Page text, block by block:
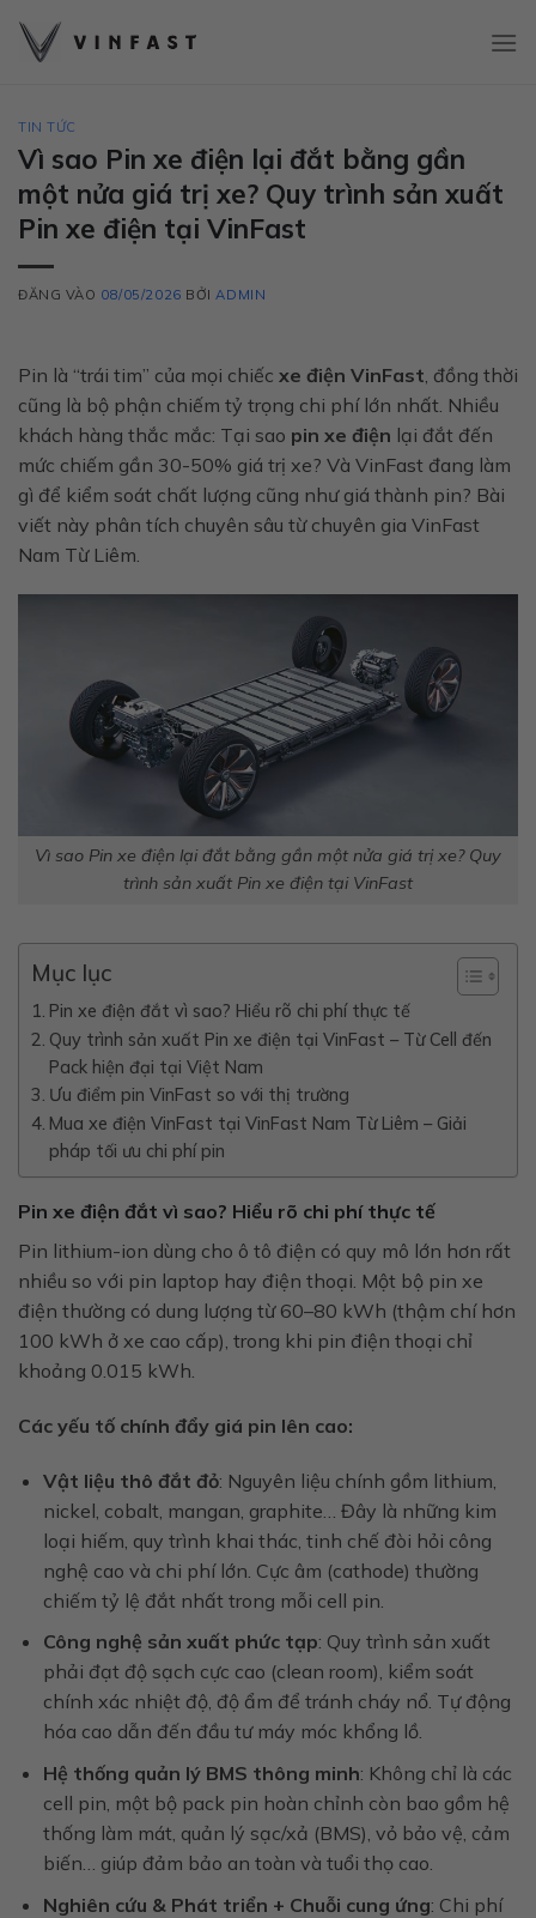
qua
TIN TỨC
Vì sao Pin xe điện lại đắt bằng gần
một nửa giá trị xe? Quy trình sản xuất
Pin xe điện tại VinFast
ĐĂNG VÀO 08/05/2026 BỞI ADMIN
Pin là “trái tim” của mọi chiếc xe điện VinFast , đồng thời
cũng là bộ phận chiếm tỷ trọng chi phí lớn nhất. Nhiều
khách hàng thắc mắc: Tại sao pin xe điện lại đắt đến
mức chiếm gần 30-50% giá trị xe? Và VinFast đang làm
gì để kiểm soát chất lượng cũng như giá thành pin? Bài
viết này phân tích chuyên sâu từ chuyên gia VinFast
Nam Từ Liêm.
Vì sao Pin xe điện lại đắt bằng gần một nửa giá trị xe? Quy
trình sản xuất Pin xe điện tại VinFast
Mục lục
Pin xe điện đắt vì sao? Hiểu rõ chi phí thực tế
Quy trình sản xuất Pin xe điện tại VinFast – Từ Cell đến
Pack hiện đại tại Việt Nam
Ưu điểm pin VinFast so với thị trường
Mua xe điện VinFast tại VinFast Nam Từ Liêm – Giải
pháp tối ưu chi phí pin
Pin xe điện đắt vì sao? Hiểu rõ chi phí thực tế
Pin lithium-ion dùng cho ô tô điện có quy mô lớn hơn rất
nhiều so với pin laptop hay điện thoại. Một bộ pin xe
điện thường có dung lượng từ 60–80 kWh (thậm chí hơn
100 kWh ở xe cao cấp), trong khi pin điện thoại chỉ
khoảng 0.015 kWh.
Các yếu tố chính đẩy giá pin lên cao:
Vật liệu thô đắt đỏ: Nguyên liệu chính gồm lithium,
nickel, cobalt, mangan, graphite… Đây là những kim
loại hiếm, quy trình khai thác, tinh chế đòi hỏi công
nghệ cao và chi phí lớn. Cực âm (cathode) thường
chiếm tỷ lệ đắt nhất trong mỗi cell pin.
Công nghệ sản xuất phức tạp: Quy trình sản xuất
phải đạt độ sạch cực cao (clean room), kiểm soát
chính xác nhiệt độ, độ ẩm để tránh cháy nổ. Tự động
hóa cao dẫn đến đầu tư máy móc khổng lồ.
Hệ thống quản lý BMS thông minh: Không chỉ là các
cell pin, một bộ pack pin hoàn chỉnh còn bao gồm hệ
thống làm mát, quản lý sạc/xả (BMS), vỏ bảo vệ, cảm
biến… giúp đảm bảo an toàn và tuổi thọ cao.
Nghiên cứu & Phát triển + Chuỗi cung ứng: Chi phí